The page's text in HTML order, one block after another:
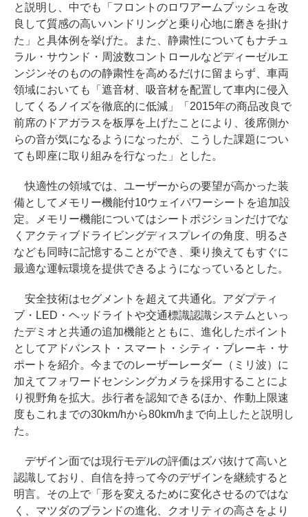
と説明し、中でも「フロントのロワアームブッシュを改
良して質感の高いハンドリングと乗り心地に磨きを掛け
た」と具体例を挙げた。また、静粛性についてもナチュ
ラル・サウンド・周波数コントロールなどディーゼルエ
ンジンそのものの静粛性を高めるだけに留まらず、車両
領域においても「遮音材、吸音材を配置して車内に侵入
してくるノイズを徹底的に低減」「2015年の商品改良で
前席のドアガラスを板厚を上げたことにより、後席側か
らの音が気になるようになったが、こうした課題につい
ても即座に取り組みを行なった」とした。
快適性の領域では、ユーザーからの要望が高かった装
備としてメモリー機能付10ウェイパワーシートを追加設
定。メモリー機能についてはシートポジションだけでな
くアクティブドライビングディスプレイの角度、明るさ
なども同時に記憶することができ、乗り換えてもすぐに
最適な運転環境を提供できるようになっているとした。
安全技術はセグメントを超えて共通化。アダプティ
ブ・LED・ヘッドライトや交通標識認識システムといっ
たデミオと共通の追加機能とともに、進化したポイント
としてアドバンスト・スマート・シティ・ブレーキ・サ
ポートを紹介。今までのレーザーレーダー（ミリ波）に
加えてフォワードセンシングカメラを採用することによ
り視野角を拡大。歩行者を認知できるほか、作動上限速
度もこれまでの30km/hから80km/hまで向上したと説明し
た。
デザイン面では現行モデルの評価はズバ抜けて高いと
認識しており、自信を持って今のデザインを継続すると
明言。その上で「形を変えるために変化させるのではな
く、マツダのブランドの進化、クオリティの高さをより